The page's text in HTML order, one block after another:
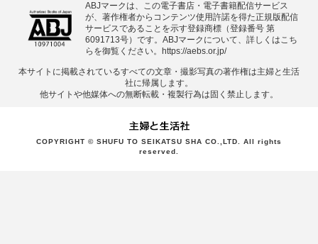
ABJマークは、この電子書店・電子書籍配信サービス
が、著作権者からコンテンツ使用許諾を得た正規版配信
サービスであることを示す登録商標（登録番号 第
6091713号）です。ABJマークについて、詳しくはこち
らを御覧ください。
https://aebs.or.jp/
本サイトに掲載されているすべての⽂章・撮影写真の著作権は主婦と⽣活
社に帰属します。
他サイトや他媒体への無断転載・複製⾏為は固く禁⽌します。
COPYRIGHT © SHUFU TO SEIKATSU SHA CO.,LTD. All rights
reserved.